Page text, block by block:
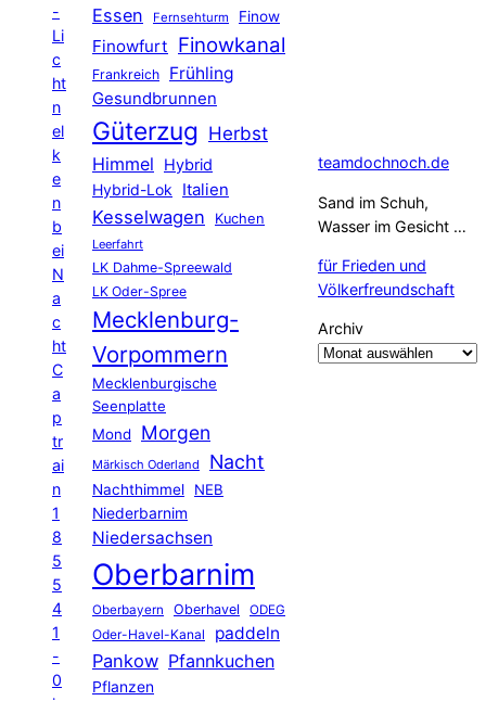
-
Li
c
ht
n
el
k
e
n
b
ei
N
a
c
ht
C
a
p
tr
ai
n
1
8
5
5
4
1
-
0
Essen Fernsehturm Finow
Finowfurt Finowkanal
Frankreich Frühling
Gesundbrunnen
Güterzug Herbst
Himmel
Hybrid
Hybrid-Lok Italien
Kesselwagen Kuchen
Leerfahrt
LK Dahme-Spreewald
LK Oder-Spree
Mecklenburg-
Vorpommern
Mecklenburgische
Seenplatte
Mond
Morgen
Märkisch Oderland Nacht
Nachthimmel
NEB
Niederbarnim
Niedersachsen
Oberbarnim
Oberbayern Oberhavel ODEG
Oder-Havel-Kanal paddeln
Pankow Pfannkuchen
Pflanzen
teamdochnoch.de
Sand im Schuh,
Wasser im Gesicht …
für Frieden und
Völkerfreundschaft
Archiv